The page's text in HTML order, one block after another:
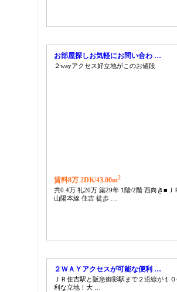
お部屋探しお気軽にお問い合わ …
２wayアクセス好立地がこのお値段
賃料8万 2DK/43.00m2
共0.4万 礼20万 築29年 1階/2階 西向き■Ｊ
山陽本線 住吉 徒歩 …
２ＷＡＹアクセスが可能な便利 …
ＪＲ住吉駅と阪急御影駅まで２沿線が１
利な立地！大 …